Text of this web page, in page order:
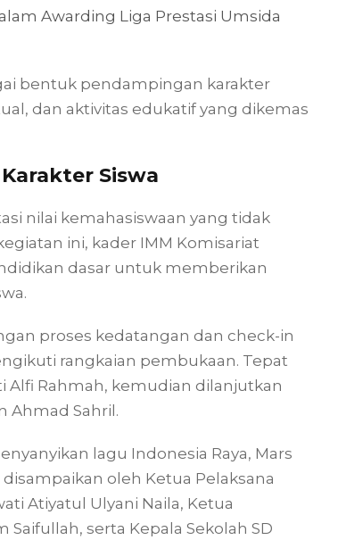
Awarding Liga Prestasi Umsida
bentuk pendampingan karakter
dan aktivitas edukatif yang dikemas
Siswa
nilai kemahasiswaan yang tidak
ini, kader IMM Komisariat
dasar untuk memberikan
proses kedatangan dan check-in
rangkaian pembukaan. Tepat
Alfi Rahmah, kemudian dilanjutkan
Ahmad Sahril.
lagu Indonesia Raya, Mars
oleh Ketua Pelaksana
Atiyatul Ulyani Naila, Ketua
serta Kepala Sekolah SD